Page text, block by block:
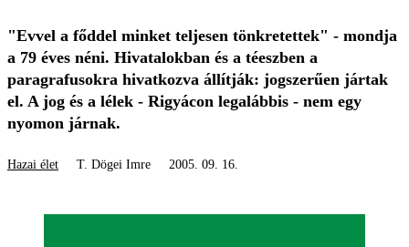
"Evvel a főddel minket teljesen tönkretettek" - mondja
a 79 éves néni. Hivatalokban és a téeszben a
paragrafusokra hivatkozva állítják: jogszerűen jártak
el. A jog és a lélek - Rigyácon legalábbis - nem egy
nyomon járnak.
Hazai élet T. Dögei Imre 2005. 09. 16.